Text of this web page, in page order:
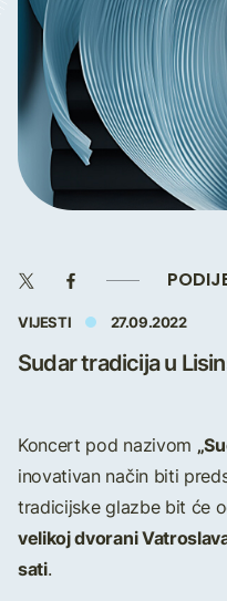
VIJESTI 27.09.2022
Sudar tradicija u
Koncert pod nazivom
inovativan način biti
tradicijske glazbe bit će
velikoj dvorani
sati.